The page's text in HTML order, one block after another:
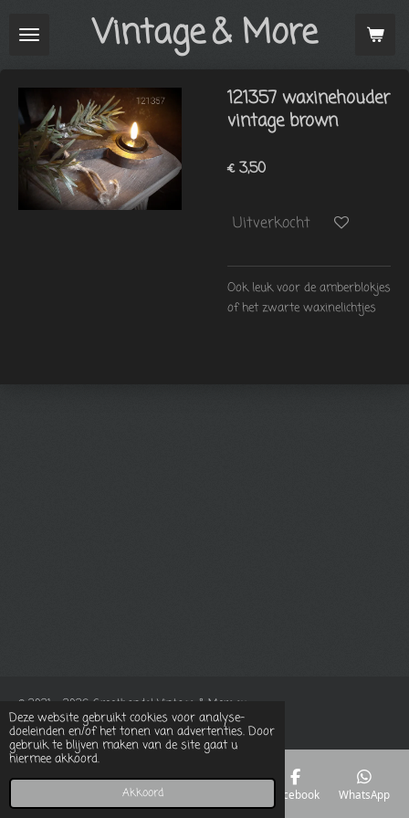
Deze website gebruikt cookies voor analyse-
doeleinden en/of het tonen van advertenties. Door
gebruik te blijven maken van de site gaat u
hiermee akkoord.
Akkoord
direct
hoofdinhoud
Vintage& More
121357 waxinehouder
vintage brown
€ 3,50
Uitverkocht
Ook leuk voor de amberblokjes
of het zwarte waxinelichtjes
© 2021 - 2026 Groothandel Vintage & More.eu
Powered byJouwWeb
Telefoonnummer Facebook WhatsApp